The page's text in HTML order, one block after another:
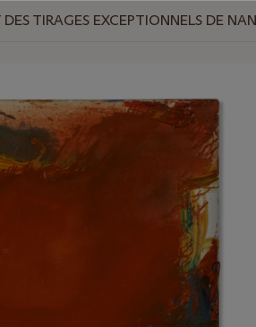
TIRAGES EXCEPTIONNELS DE